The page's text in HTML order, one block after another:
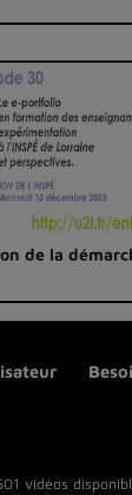
de la
vidéos